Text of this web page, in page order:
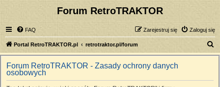
Forum RetroTRAKTOR
FAQ Zaloguj się
Zarejestruj się
Portal RetroTRAKTOR.pl retrotraktor.pl/forum
z
Forum RetroTRAKTOR - Zasady ochrony danych
osobowych